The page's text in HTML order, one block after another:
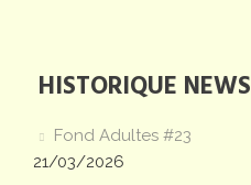
HISTORIQUE NEWS
Fond Adultes #23
21/03/2026